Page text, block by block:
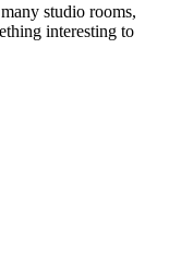
studio rooms,
interesting to